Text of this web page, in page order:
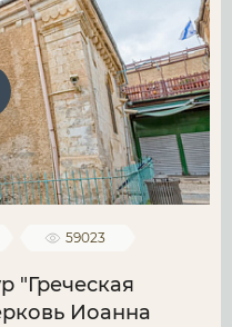
59023
"Греческая
Иоанна